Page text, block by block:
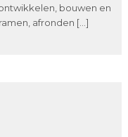
bouwen en
afronden […]